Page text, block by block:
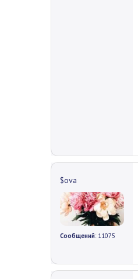
$ova
Сообщений: 11075